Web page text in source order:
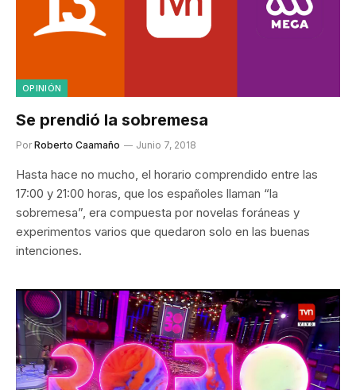
OPINIÓN
Se prendió la sobremesa
Por Roberto Caamaño Junio 7, 2018
Hasta hace no mucho, el horario comprendido entre las
17:00 y 21:00 horas, que los españoles llaman “la
sobremesa”, era compuesta por novelas foráneas y
experimentos varios que quedaron solo en las buenas
intenciones.